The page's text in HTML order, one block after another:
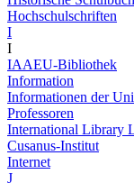
Hochschulschriften
I
I
IAAEU-Bibliothek
Information
Informationen der
Professoren
International Library
Cusanus-Institut
Internet
J